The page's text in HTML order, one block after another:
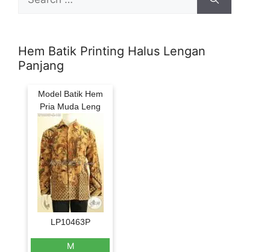
for:
Hem Batik Printing Halus Lengan
Panjang
Model Batik Hem
Pria Muda Leng
LP10463P
M